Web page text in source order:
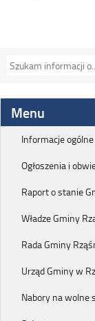
Menu
Informacje ogólne
Ogłoszenia i
Raport o stanie
Władze Gminy
Rada Gminy
Urząd Gminy w
Nabory na wolne